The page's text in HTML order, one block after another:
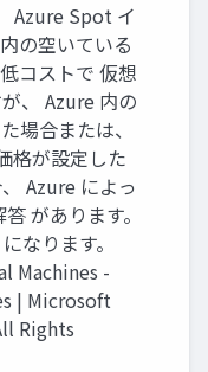
Azure Spot イ
の空いている
コストで 仮想
、 Azure 内の
場合または、
格が設定した
Azure によっ
があります。
なります。
Machines -
| Microsoft
Rights